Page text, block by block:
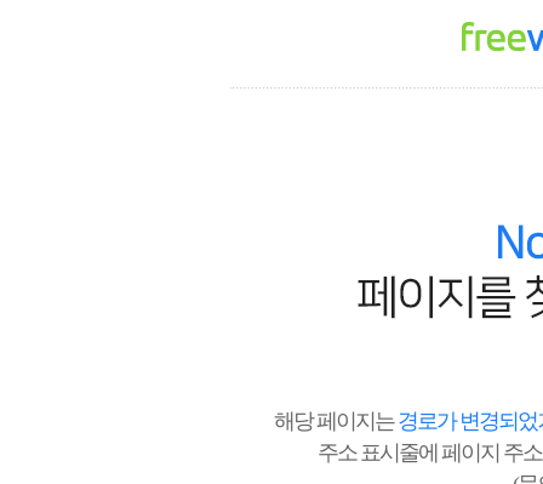
해당 페이지는경로가 변경되었
주소 표시줄에 페이지 주